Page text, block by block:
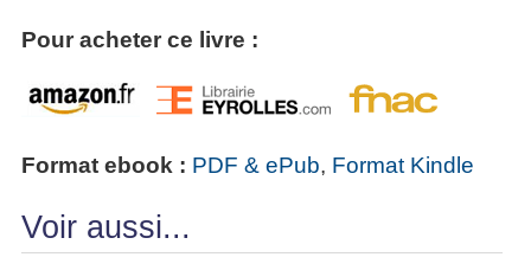
Pour acheter ce livre :
Format ebook : PDF & ePub, Format Kindle
Voir aussi...